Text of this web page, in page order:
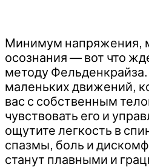
Минимум напряжения,
осознания — вот что
методу
маленьких движений,
вас с собственным
чувствовать его и
ощутите легкость в
спазмы, боль и
станут плавными и